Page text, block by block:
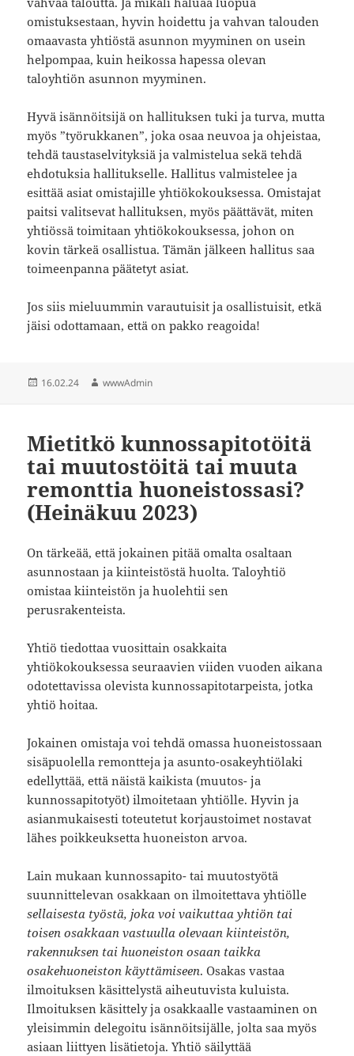
omistuksestaan, hyvin hoidettu ja vahvan talouden
omaavasta yhtiöstä asunnon myyminen on usein
helpompaa, kuin heikossa hapessa olevan
taloyhtiön asunnon myyminen.
Hyvä isännöitsijä on hallituksen tuki ja turva, mutta
myös ”työrukkanen”, joka osaa neuvoa ja ohjeistaa,
tehdä taustaselvityksiä ja valmistelua sekä tehdä
ehdotuksia hallitukselle. Hallitus valmistelee ja
esittää asiat omistajille yhtiökokouksessa. Omistajat
paitsi valitsevat hallituksen, myös päättävät, miten
yhtiössä toimitaan yhtiökokouksessa, johon on
kovin tärkeä osallistua. Tämän jälkeen hallitus saa
toimeenpanna päätetyt asiat.
Jos siis mieluummin varautuisit ja osallistuisit, etkä
jäisi odottamaan, että on pakko reagoida!
Julkaistu
16.02.24 Kirjoittaja
wwwAdmin
Mietitkö kunnossapitotöitä
tai muutostöitä tai muuta
remonttia huoneistossasi?
(Heinäkuu 2023)
On tärkeää, että jokainen pitää omalta osaltaan
asunnostaan ja kiinteistöstä huolta. Taloyhtiö
omistaa kiinteistön ja huolehtii sen
perusrakenteista.
Yhtiö tiedottaa vuosittain osakkaita
yhtiökokouksessa seuraavien viiden vuoden aikana
odotettavissa olevista kunnossapitotarpeista, jotka
yhtiö hoitaa.
Jokainen omistaja voi tehdä omassa huoneistossaan
sisäpuolella remontteja ja asunto-osakeyhtiölaki
edellyttää, että näistä kaikista (muutos- ja
kunnossapitotyöt) ilmoitetaan yhtiölle. Hyvin ja
asianmukaisesti toteutetut korjaustoimet nostavat
lähes poikkeuksetta huoneiston arvoa.
Lain mukaan kunnossapito- tai muutostyötä
suunnittelevan osakkaan on ilmoitettava yhtiölle
sellaisesta työstä, joka voi vaikuttaa yhtiön tai
toisen osakkaan vastuulla olevaan kiinteistön,
rakennuksen tai huoneiston osaan taikka
osakehuoneiston käyttämiseen. Osakas vastaa
ilmoituksen käsittelystä aiheutuvista kuluista.
Ilmoituksen käsittely ja osakkaalle vastaaminen on
yleisimmin delegoitu isännöitsijälle, jolta saa myös
asiaan liittyen lisätietoja. Yhtiö säilyttää